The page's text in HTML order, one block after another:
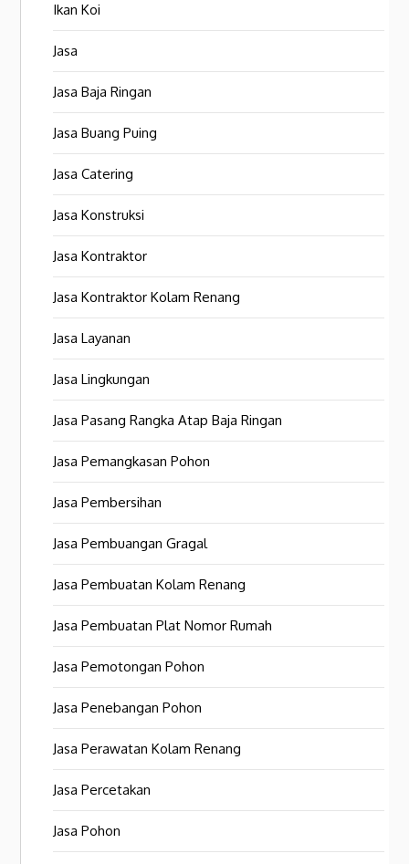
Ikan Koi
Jasa
Jasa Baja Ringan
Jasa Buang Puing
Jasa Catering
Jasa Konstruksi
Jasa Kontraktor
Jasa Kontraktor Kolam Renang
Jasa Layanan
Jasa Lingkungan
Jasa Pasang Rangka Atap Baja Ringan
Jasa Pemangkasan Pohon
Jasa Pembersihan
Jasa Pembuangan Gragal
Jasa Pembuatan Kolam Renang
Jasa Pembuatan Plat Nomor Rumah
Jasa Pemotongan Pohon
Jasa Penebangan Pohon
Jasa Perawatan Kolam Renang
Jasa Percetakan
Jasa Pohon